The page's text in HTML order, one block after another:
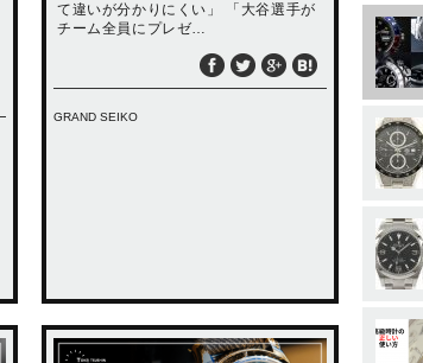
て違いが分かりにくい」 「大谷選手が
チーム全員にプレゼ…
GRAND SEIKO